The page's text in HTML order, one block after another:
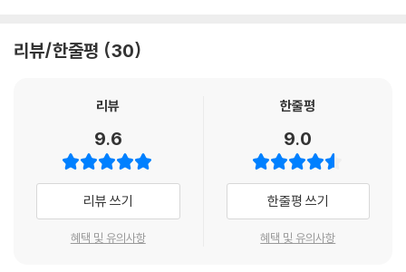
안 될 때는 용서하려고 너무 애쓰지 마. (...) 용서하지 말고 조금이라도 이
보려 하지 말고, 매이지 말고. 그건 엄마 인생이니까. 넌 너대로 살아.” 권
‘미안하다’라는 말은 묵직하면서도 동시에 공허하게 느껴졌다. 그 한마디
로 퉁칠 수 있는 시간이 아니다. 그 말 한 번에 아물 수 있는 상처도 아니다.
‘미안하다’는 그 마음, 짐작은 하지만 내 고통에 비해 턱없이 쉽다. 이를 악
이다. 오세란(평론가)
“읽으면서 계속 주인공의 행복을 바라게 되었다.”
“진짜 너무 재밌다. 이런 책들이 많이 나오면 좋겠다.”
“자꾸만 울컥하고 화가 날 정도로 몰입감이 좋았다.”
낯설고 추운 한국에서 마주한 뜻밖의 사람들
각자의 라운드를 치르는 이들을 위한 다정한 환대
리뷰/한줄평 30
리뷰
9.6
리뷰 쓰기
혜택 및 유의사항
한줄평
9.0
한줄평 쓰기
혜택 및 유의사항